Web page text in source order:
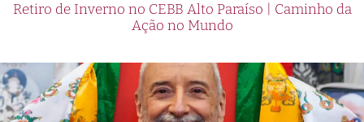
Retiro de Inverno no CEBB Alto Paraíso | Caminho da
Ação no Mundo